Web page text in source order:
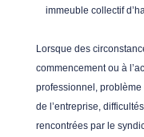
immeuble collectif
Lorsque des
commencement ou à
professionnel,
de l’entreprise,
rencontrées par le